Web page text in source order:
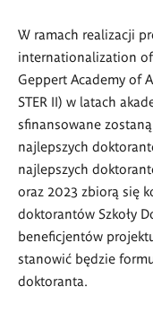
W ramach realizacji
internationalization
Geppert Academy of
STER II) w latach
sfinansowane
najlepszych
najlepszych
oraz 2023 zbiorą się
doktorantów Szkoły
beneficjentów
stanowić będzie
doktoranta.